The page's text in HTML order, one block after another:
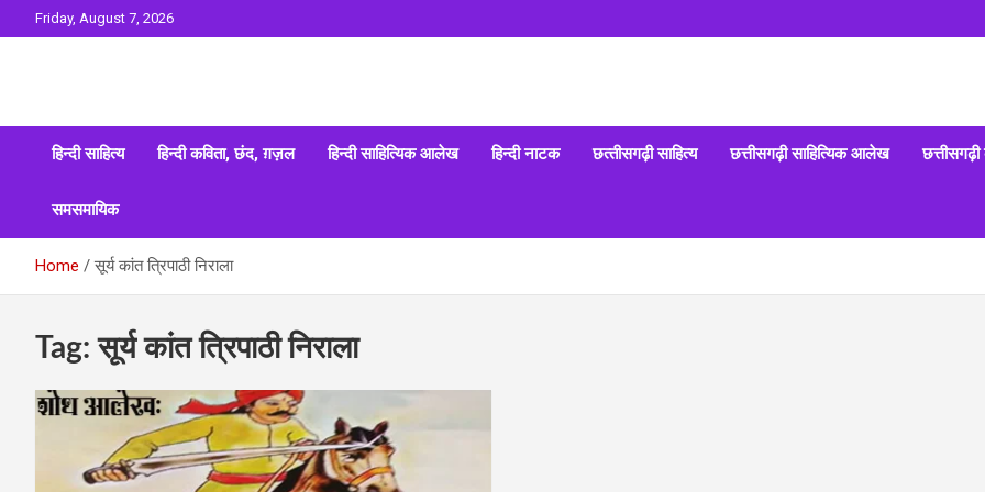
to
Friday, August 7, 2026
हिन्दी साहित्य हिन्दी कविता, छंद, ग़ज़ल हिन्दी साहित्यिक आलेख हिन्‍दी नाटक छत्‍तीसगढ़ी साहित्‍य छत्तीसगढ़ी साहित्यिक आलेख
समसमायिक
Home सूर्य कांत त्रिपाठी निराला
Tag:सूर्य कांत त्रिपाठी निराला